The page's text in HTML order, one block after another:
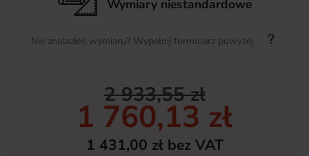
Wymiary niestandardowe
Nie znalazłeś wymiaru? Wypełnij formularz powyżej
2 933,55 zł
1 760,13 zł
1 431,00 zł bez VAT